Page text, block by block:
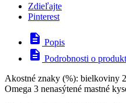
Zdieľajte
Pinterest
description Popis
description Podrobnosti o
Akostné znaky (%): bielkoviny
Omega 3 nenasýtené mastné